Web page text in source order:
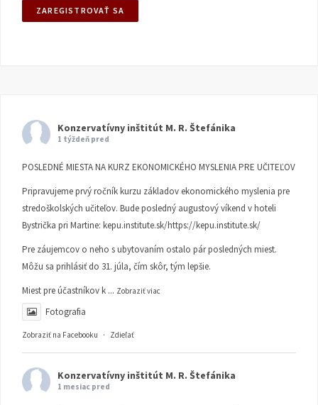
Konzervatívny inštitút M. R. Štefánika
1 týždeň pred
POSLEDNÉ MIESTA NA KURZ EKONOMICKÉHO MYSLENIA PRE UČITEĽOV
Pripravujeme prvý ročník kurzu základov ekonomického myslenia pre
stredoškolských učiteľov. Bude posledný augustový víkend v hoteli
Bystrička pri Martine: kepu.institute.sk/https://kepu.institute.sk/
Pre záujemcov o neho s ubytovaním ostalo pár posledných miest.
Môžu sa prihlásiť do 31. júla, čím skôr, tým lepšie.
Miest pre účastníkov k ... Zobraziť viac
Fotografia
Zobraziť na Facebooku · Zdieľať
Konzervatívny inštitút M. R. Štefánika
1 mesiac pred